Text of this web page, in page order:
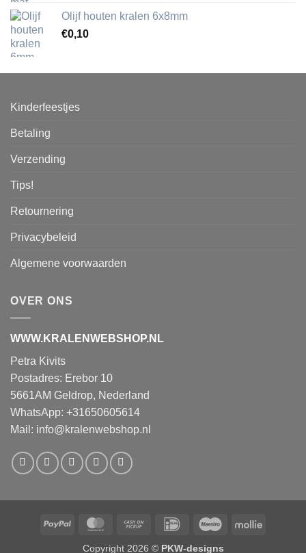
Olijf houten kralen 6x8mm
€0,10
Kinderfeestjes
Betaling
Verzending
Tips!
Retournering
Privacybeleid
Algemene voorwaarden
OVER ONS
WWW.KRALENWEBSHOP.NL
Petra Kivits
Postadres: Erebor 10
5661AM Geldrop, Nederland
WhatsApp: +31650605614
Mail: info@kralenwebshop.nl
PayPal MasterCardCash
IDeal Maestro Mollie
Copyright 2026 © PKW-designs